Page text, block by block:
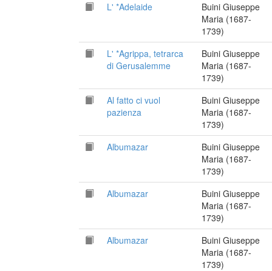
L' *Adelaide
Buini Giuseppe
Maria (1687-
1739)
L' *Agrippa, tetrarca
di Gerusalemme
Buini Giuseppe
Maria (1687-
1739)
Al fatto ci vuol
pazienza
Buini Giuseppe
Maria (1687-
1739)
Albumazar
Buini Giuseppe
Maria (1687-
1739)
Albumazar
Buini Giuseppe
Maria (1687-
1739)
Albumazar
Buini Giuseppe
Maria (1687-
1739)